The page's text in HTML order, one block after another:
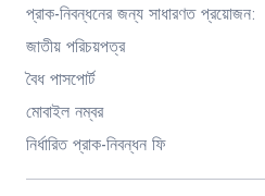
প্রাক-নিবন্ধনের জন্য সাধারণত প্রয়োজন:
জাতীয় পরিচয়পত্র
বৈধ পাসপোর্ট
মোবাইল নম্বর
নির্ধারিত প্রাক-নিবন্ধন ফি